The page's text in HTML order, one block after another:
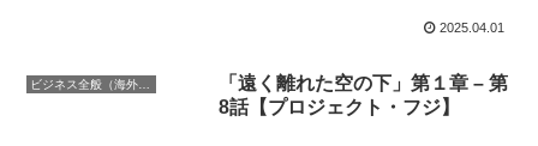
2025.04.01
「遠く離れた空の下」第１章 – 第
8話【プロジェクト・フジ】